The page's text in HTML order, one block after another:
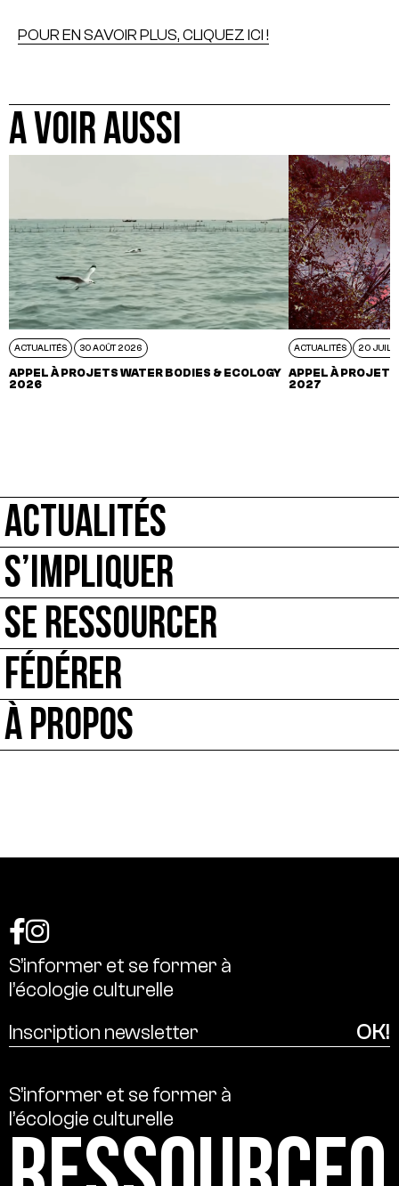
POUR EN SAVOIR PLUS, CLIQUEZ ICI !
A VOIR AUSSI
ACTUALITÉS 30 AOÛT 2026
APPEL À PROJETS WATER BODIES & ECOLOGY
2026
ACTUALITÉS 20 JUIL
APPEL À
2027
ACTUALITÉS
S’IMPLIQUER
SE RESSOURCER
FÉDÉRER
À PROPOS
S’informer et se former à
l’écologie culturelle
S’informer et se former à
l’écologie culturelle